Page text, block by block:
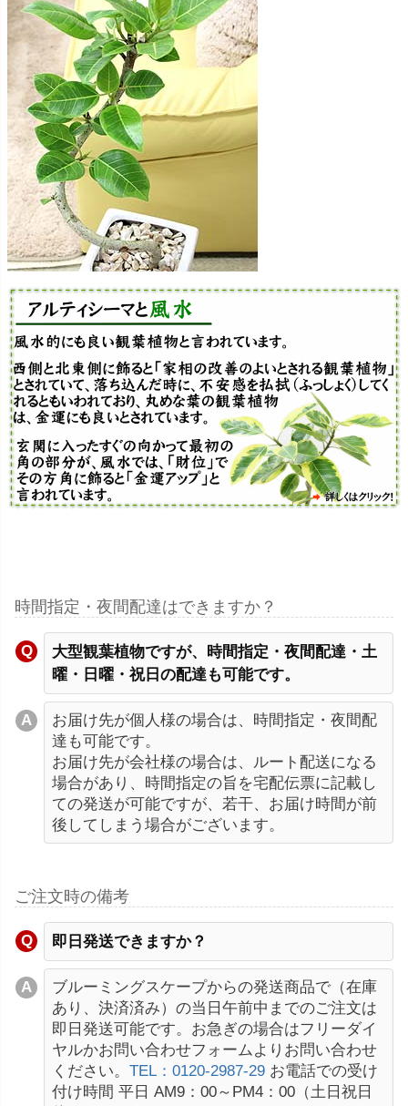
時間指定・夜間配達はできますか？
大型観葉植物ですが、時間指定・夜間配達・土
曜・日曜・祝日の配達も可能です。
お届け先が個人様の場合は、時間指定・夜間配
達も可能です。
お届け先が会社様の場合は、ルート配送になる
場合があり、時間指定の旨を宅配伝票に記載し
ての発送が可能ですが、若干、お届け時間が前
後してしまう場合がございます。
ご注文時の備考
即日発送できますか？
ブルーミングスケープからの発送商品で（在庫
あり、決済済み）の当日午前中までのご注文は
即日発送可能です。お急ぎの場合はフリーダイ
ヤルかお問い合わせフォームよりお問い合わせ
ください。 TEL：0120-2987-29 お電話での受け
付け時間 平日 AM9：00～PM4：00（土日祝日